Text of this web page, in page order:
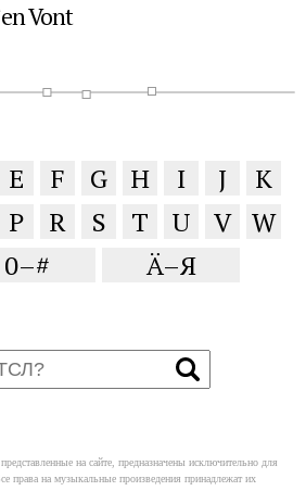
Vont
E F G H I J
K
P R S T U V W
0–# Ä–Я
на сайте, предназначены исключительно для
права на музыкальные произведения принадлежат их